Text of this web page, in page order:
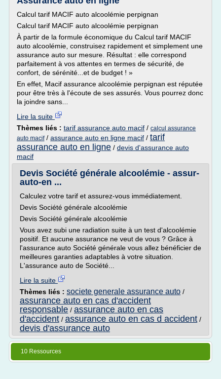
Calcul tarif MACIF auto alcoolémie perpignan
Calcul tarif MACIF auto alcoolémie perpignan
À partir de la formule économique du Calcul tarif MACIF
auto alcoolémie, construisez rapidement et simplement une
assurance auto sur mesure. Résultat : elle correspond
parfaitement à vos attentes en termes de sécurité, de
confort, de sérénité...et de budget ! »
En effet, Macif assurance alcoolémie perpignan est réputée
pour être très à l'écoute de ses assurés. Vous pourrez donc
la joindre sans...
Lire la suite
Thèmes liés : tarif assurance auto macif / calcul assurance
auto macif/ assurance auto en ligne macif / tarif
assurance auto en ligne / devis d'assurance auto
macif
Devis Société générale alcoolémie - assur-
auto-en ...
Calculez votre tarif et assurez-vous immédiatement.
Devis Société générale alcoolémie
Devis Société générale alcoolémie
Vous avez subi une radiation suite à un test d'alcoolémie
positif. Et aucune assurance ne veut de vous ? Grâce à
l'assurance auto Société générale vous allez bénéficier de
meilleures garanties adaptables à votre situation.
L'assurance auto de Société...
Lire la suite
Thèmes liés : societe generale assurance auto /
assurance auto en cas d'accident
responsable / assurance auto en cas
d'accident / assurance auto en cas d accident /
devis d'assurance auto
10 Ressources